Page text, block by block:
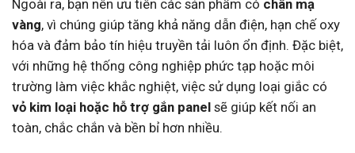
Ngoài ra, bạn nên ưu tiên các sản phẩm có chân mạ
vàng, vì chúng giúp tăng khả năng dẫn điện, hạn chế oxy
hóa và đảm bảo tín hiệu truyền tải luôn ổn định. Đặc biệt,
với những hệ thống công nghiệp phức tạp hoặc môi
trường làm việc khắc nghiệt, việc sử dụng loại giắc có
vỏ kim loại hoặc hỗ trợ gắn panel sẽ giúp kết nối an
toàn, chắc chắn và bền bỉ hơn nhiều.